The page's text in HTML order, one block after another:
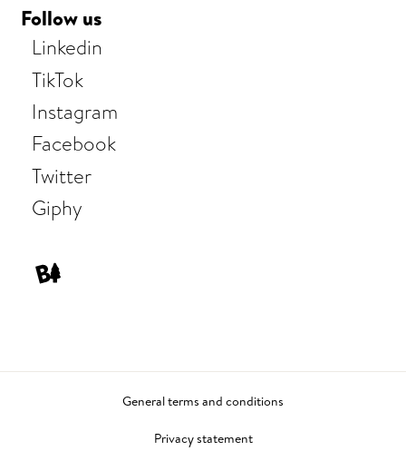
Follow us
Linkedin
TikTok
Instagram
Facebook
Twitter
Giphy
General terms and conditions
Privacy statement